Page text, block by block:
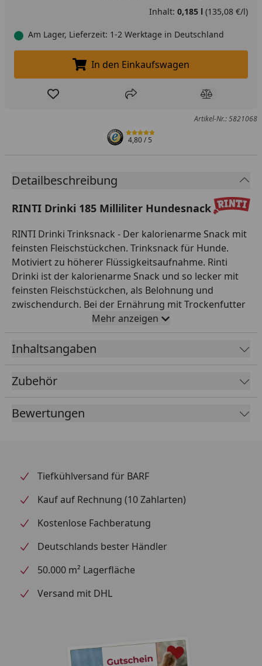
Inhalt: 0,185 l (135,08 €/l)
Am Lager, Lieferzeit: 1-2 Werktage in Deutschland
In den Einkaufswagen legen
In den Einkaufswagen
Produkt zur Wunschliste hinzufügen
Teilen Produkt
Artikel-Nr.: 5821068
4,80/ 5
Detailbeschreibung
RINTI Drinki 185 Milliliter Hundesnack
RINTI Drinki Trinksnack - Der kalorienarme Snack mit
feinsten Fleischstückchen. Trinksnack für Hunde.
Motiviert zu höherer Flüssigkeitsaufnahme. Rinti
Drinki ist der kalorienarme Snack und so lecker mit
feinsten Fleischstückchen, als Belohnung und
zwischendurch. Bei der Ernährung mit Trockenfutter
besteht erhöhter Trinkbedarf, auch bei Sport und
Spiel, dann wird durch Zugabe von Drinki in den
Wassernapf die Trinkfreude erhöht.
Fütterungsempfehlung
Gewicht des Hundes <20kg 1 Dose /Tag; Gewicht des
Hundes >20kg 1-2 Dosen/Tag. VOR GEBRAUCH
SCHÜTTELN. Bei erhöhtem Trinkbedarf: Auf 0,5L
Mehr anzeigen
Inhaltsangaben
Zubehör
Bewertungen
Tiefkühlversand für BARF
Kauf auf Rechnung (10 Zahlarten)
Kostenlose Fachberatung
Deutschlands bester Händler
50.000 m² Lagerfläche
Versand mit DHL